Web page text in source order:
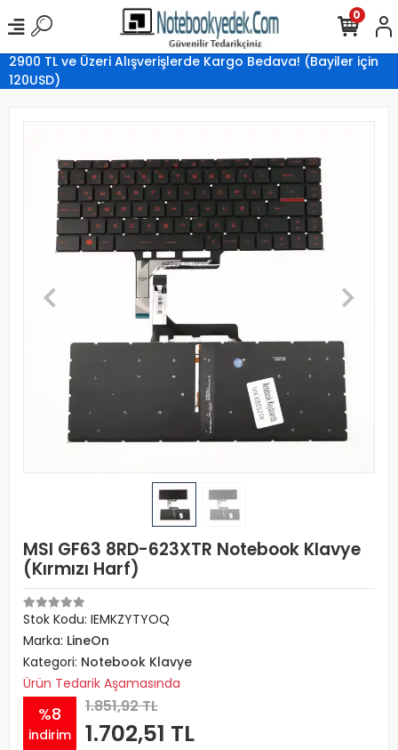
2900 TL ve Üzeri Alışverişlerde Kargo Bedava! (Bayiler için
120USD)
0
MSI GF63 8RD-623XTR Notebook Klavye
(Kırmızı Harf)
Stok Kodu: IEMKZYTYOQ
Marka: LineOn
Kategori: Notebook Klavye
Ürün Tedarik Aşamasında
%8
indirim
1.851,92 TL
1.702,51 TL